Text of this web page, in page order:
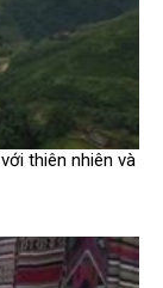
thiên nhiên và